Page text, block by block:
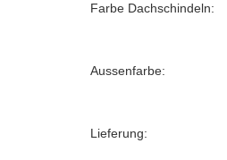
Farbe Dachschindeln:
Aussenfarbe:
Lieferung: